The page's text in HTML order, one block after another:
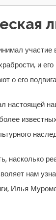
участие
и
о его
настоящей
насколько
нам
Илья